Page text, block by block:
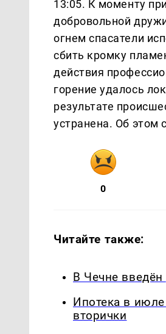
13:05. К моменту
добровольной
огнем спасатели
сбить кромку
действия
горение удалось
результате
устранена. Об этом
0
Читайте также:
В Чечне
Ипотека в
вторички